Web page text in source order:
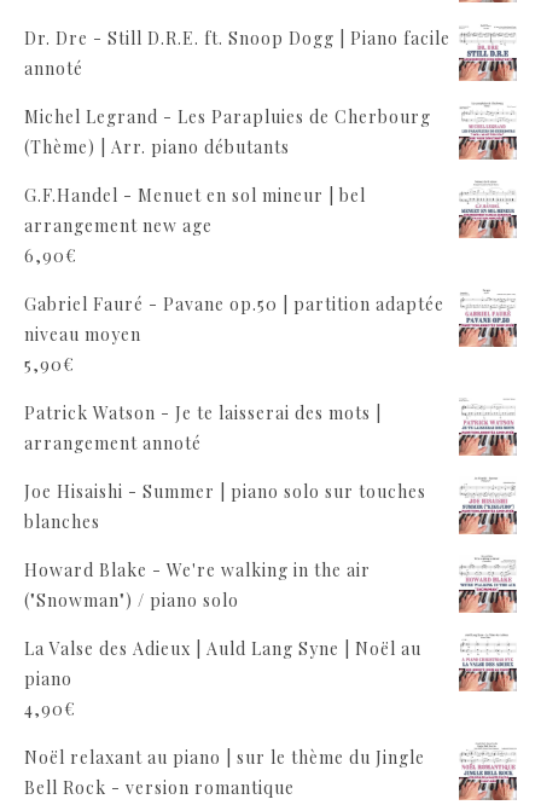
Dr. Dre - Still D.R.E. ft. Snoop Dogg | Piano facile
annoté
Michel Legrand - Les Parapluies de Cherbourg
(Thème) | Arr. piano débutants
G.F.Handel - Menuet en sol mineur | bel
arrangement new age
6,90€
Gabriel Fauré - Pavane op.50 | partition adaptée
niveau moyen
5,90€
Patrick Watson - Je te laisserai des mots |
arrangement annoté
Joe Hisaishi - Summer | piano solo sur touches
blanches
Howard Blake - We're walking in the air
("Snowman") / piano solo
La Valse des Adieux | Auld Lang Syne | Noël au
piano
4,90€
Noël relaxant au piano | sur le thème du Jingle
Bell Rock - version romantique